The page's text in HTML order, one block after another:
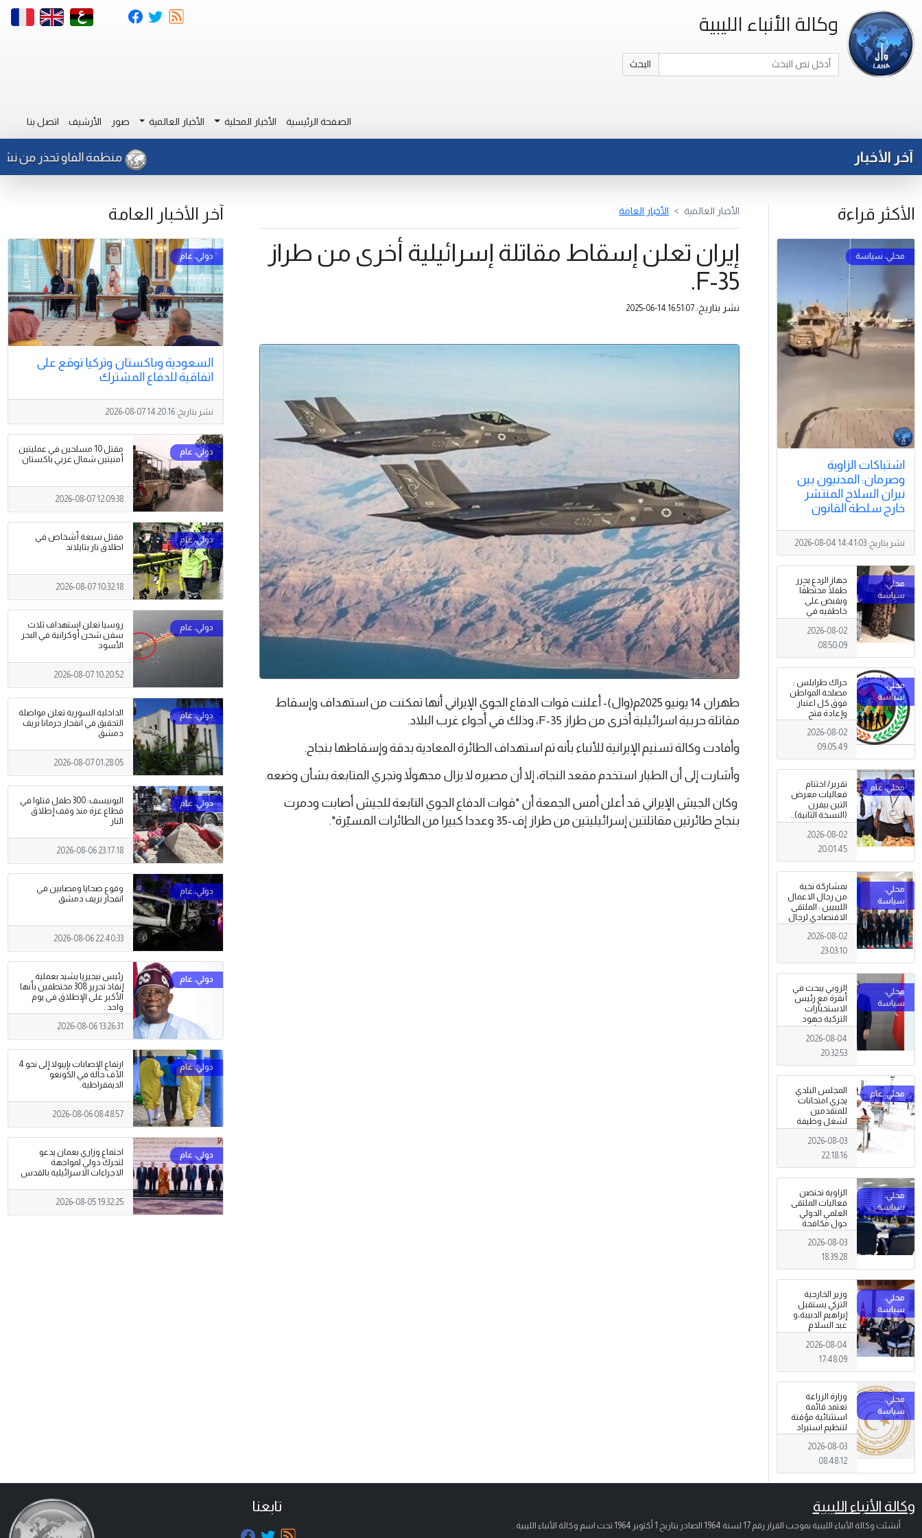
وكالة الأنباء الليبية
البحث
الصفحة الرئيسية الأخبار المحلية الأخبار العالمية صور الأرشيف اتصل بنا
آخر الأخبار منظمة الفاو تحذر من نشاط
الأكثر قراءة
اشتباكات الزاوية
وصرمان: المدنيون بين
نيران السلاح المنتشر
خارج سلطة القانون
نشر بتاريخ:2026-08-04 14:41:03
جهاز الردع يحرر
طفلًا مختطفًا
ويقبض على
خاطفيه في
طرابلس
2026-08-02
08:50:09
حراك طرابلس :
مصلحة المواطن
فوق كل اعتبار
وإعادة فتح
المؤسسات
جاءت استجابةً
للإرادة الشعبية
2026-08-02
09:05:49
تقرير/ اختتام
فعاليات معرض
التين بيفرن
(النسخة الثانية)..
تظاهرة وطنية
وصمود
للمزارعين في
2026-08-02
20:01:45
بمشاركة نخبة
من رجال الاعمال
الليبيين : الملتقى
الاقتصادي لرجال
الاعمال 2026
تبدأ فعاليات
بمدينة سرت .
2026-08-02
23:03:10
الزوبي يبحث في
أنقرة مع رئيس
الاستخبارات
التركية جهود
توحيد المؤسسة
العسكرية على
أسس مهنية
2026-08-04
20:32:53
المجلس البلدي
يجري امتحانات
للمتقدمين
لشغل وظيفة
مختار محلة .
2026-08-03
22:18:16
الزاوية تحتضن
فعاليات الملتقى
العلمي الدولي
حول مكافحة
الجرائم المالية
وتهديدات الأمن
القومي
2026-08-03
18:39:28
وزير الخارجية
التركي يستقبل
إبراهيم الدبيبة،و
عبد السلام
الزوبي في أنقرة
2026-08-04
17:48:09
وزارة الزراعة
تعتمد قائمة
استثنائية مؤقتة
لتنظيم استيراد
وتداول المبيدات
الزراعية
2026-08-03
08:48:12
الأخبار العالمية الأخبار العامة
إيران تعلن إسقاط مقاتلة إسرائيلية أخرى من طراز
F-35.
نشر بتاريخ: 2025-06-14 16:51:07
طهران 14 يونيو 2025م(وال)- أعلنت قوات الدفاع الجوي الإيراني أنها تمكنت من استهداف وإسقاط
مقاتلة حربية اسرائيلية أخرى من طراز F-35، وذلك في أجواء غرب البلاد.
وأفادت وكالة تسنيم الإيرانية للأنباء بأنه تم استهداف الطائرة المعادية بدقة وإسقاطها بنجاح.
وأشارت إلى أن الطيار استخدم مقعد النجاة، إلا أن مصيره لا يزال مجهولاً وتجري المتابعة بشأن وضعه.
وكان الجيش الإيراني قد أعلن أمس الجمعة أن "قوات الدفاع الجوي التابعة للجيش أصابت ودمرت
بنجاح طائرتين مقاتلتين إسرائيليتين من طراز إف-35 وعددا كبيرا من الطائرات المسيّرة".
آخر الأخبار العامة
السعودية وباكستان وتركيا توقع على
اتفاقية للدفاع المشترك
نشر بتاريخ:2026-08-07 14:20:16
مقتل 10 مسلحين في عمليتين
أمنيتين شمال غربي باكستان
2026-08-07 12:09:38
مقتل سبعة أشخاص في
اطلاق نار بتايلاند
2026-08-07 10:32:18
روسيا تعلن استهداف ثلاث
سفن شحن أوكرانية في البحر
الأسود
2026-08-07 10:20:52
الداخلية السورية تعلن مواصلة
التحقيق في انفجار جرمانا بريف
دمشق
2026-08-07 01:28:05
اليونيسف: 300 طفل قتلوا في
قطاع غزة منذ وقف إطلاق
النار
2026-08-06 23:17:18
وقوع ضحايا ومصابين في
انفجار بريف دمشق
2026-08-06 22:40:33
رئيس نيجيريا يشيد بعملية
إنقاذ تحرير 308 مختطفين بأنها
الأكبر على الإطلاق في يوم
واحد .
2026-08-06 13:26:31
ارتفاع الإصابات بإيبولا إلى نحو 4
الآف حالة في الكونغو
الديمقراطية.
2026-08-06 08:48:57
اجتماع وزاري بعمان يدعو
لتحرك دولي لمواجهة
الاجراءات الاسرائيلية بالقدس
2026-08-05 19:32:25
وكالة الأنباء الليبية
أنشئت وكالة الأنباء الليبية بموجب القرار رقم 17 لسنة 1964 الصادر بتاريخ 1 أكتوبر 1964 تحت اسم وكالة الأنباء الليبية .
تابعنا